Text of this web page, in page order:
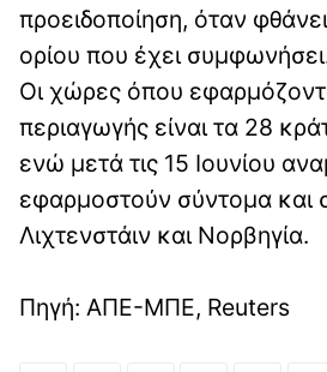
προειδοποίηση, όταν
ορίου που έχει
Οι χώρες όπου
περιαγωγής είναι τα 28
ενώ μετά τις 15 Ιουνίου
εφαρμοστούν σύντομα και
Λιχτενστάιν και Νορβηγία.
Πηγή: ΑΠΕ-ΜΠΕ, Reuters